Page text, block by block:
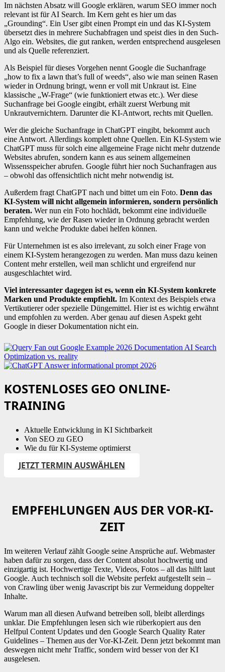
Im nächsten Absatz will Google erklären, warum SEO immer noch
relevant ist für AI Search. Im Kern geht es hier um das
„Grounding“. Ein User gibt einen Prompt ein und das KI-System
übersetzt dies in mehrere Suchabfragen und speist dies in den Such-
Algo ein. Websites, die gut ranken, werden entsprechend ausgelesen
und als Quelle referenziert.
Als Beispiel für dieses Vorgehen nennt Google die Suchanfrage
„how to fix a lawn that’s full of weeds“, also wie man seinen Rasen
wieder in Ordnung bringt, wenn er voll mit Unkraut ist. Eine
klassische „W-Frage“ (wie funktioniert etwas etc.). Wer diese
Suchanfrage bei Google eingibt, erhält zuerst Werbung mit
Unkrautvernichtern. Darunter die KI-Antwort, rechts mit Quellen.
Wer die gleiche Suchanfrage in ChatGPT eingibt, bekommt auch
eine Antwort. Allerdings komplett ohne Quellen. Ein KI-System wie
ChatGPT muss für solch eine allgemeine Frage nicht mehr dutzende
Websites abrufen, sondern kann es aus seinem allgemeinen
Wissensspeicher abrufen. Google führt hier noch Suchanfragen aus
– obwohl das offensichtlich nicht mehr notwendig ist.
Außerdem fragt ChatGPT nach und bittet um ein Foto. Denn das
KI-System will nicht allgemein informieren, sondern persönlich
beraten. Wer nun ein Foto hochlädt, bekommt eine individuelle
Empfehlung, wie der Rasen wieder in Ordnung gebracht werden
kann und welche Produkte dabei helfen können.
Für Unternehmen ist es also irrelevant, zu solch einer Frage von
einem KI-System herangezogen zu werden. Man muss dazu keinen
Content mehr erstellen, weil man schlicht und ergreifend nur
ausgeschlachtet wird.
Viel interessanter dagegen ist es, wenn ein KI-System konkrete
Marken und Produkte empfiehlt. Im Kontext des Beispiels etwa
Vertikutierer oder spezielle Düngemittel. Hier ist es wichtig erwähnt
und empfohlen zu werden. Aber genau auf diesen Aspekt geht
Google in dieser Dokumentation nicht ein.
KOSTENLOSES GEO ONLINE-
TRAINING
Aktuelle Entwicklung in KI Sichtbarkeit
Von SEO zu GEO
Wie du für KI-Systeme optimierst
JETZT TERMIN AUSWÄHLEN
EMPFEHLUNGEN AUS DER VOR-KI-
ZEIT
Im weiteren Verlauf zählt Google seine Ansprüche auf. Webmaster
haben dafür zu sorgen, dass der Content absolut hochwertig und
einzigartig ist. Hochwertige Texte, Videos, Fotos – all das hilft laut
Google. Auch technisch soll die Website perfekt aufgestellt sein –
von Crawling über wenig Javascript bis zur Vermeidung doppelter
Inhalte.
Warum man all diesen Aufwand betreiben soll, bleibt allerdings
unklar. Die Empfehlungen lesen sich wie rüberkopiert aus den
Helfpul Content Updates und den Google Search Quality Rater
Guidelines – Themen aus der Vor-KI-Zeit. Denn jetzt bekommt man
deswegen nicht mehr Traffic, sondern wird besser von der KI
ausgelesen.